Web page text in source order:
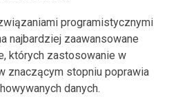
programistycznymi
najbardziej zaawansowane
których zastosowanie w
znaczącym stopniu poprawia
danych.